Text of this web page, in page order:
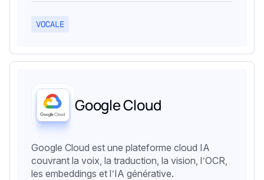
VOCALE
Google Cloud
Google Cloud est une plateforme cloud IA
couvrant la voix, la traduction, la vision, l’OCR,
les embeddings et l’IA générative.